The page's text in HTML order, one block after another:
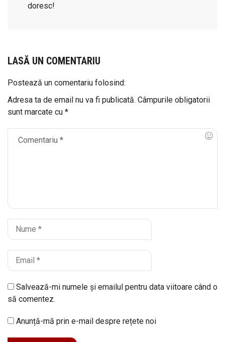
doresc!
LASĂ UN COMENTARIU
Postează un comentariu folosind:
Adresa ta de email nu va fi publicată. Câmpurile obligatorii
sunt marcate cu *
Salvează-mi numele și emailul pentru data viitoare când o
să comentez.
Anunță-mă prin e-mail despre rețete noi